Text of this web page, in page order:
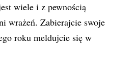
wiele i z pewnością
wrażeń. Zabierajcie swoje
roku meldujcie się w